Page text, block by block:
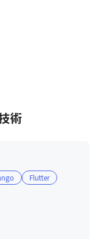
術
Flutter